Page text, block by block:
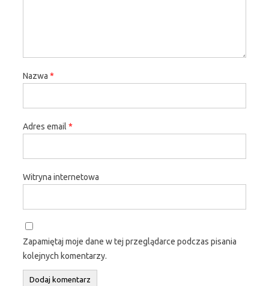
Nazwa *
Adres email *
Witryna internetowa
Zapamiętaj moje dane w tej przeglądarce podczas pisania
kolejnych komentarzy.